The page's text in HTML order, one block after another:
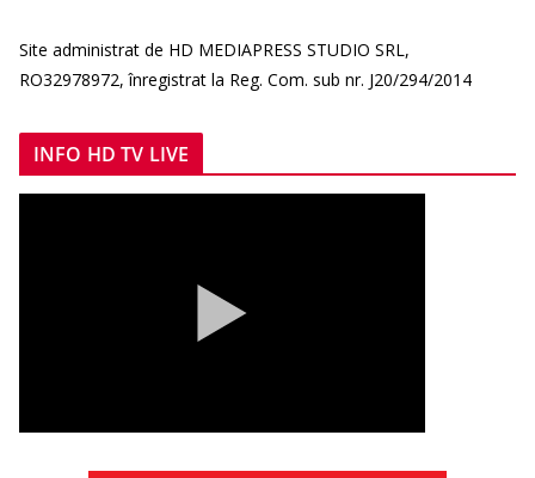
Site administrat de HD MEDIAPRESS STUDIO SRL,
RO32978972, înregistrat la Reg. Com. sub nr. J20/294/2014
INFO HD TV LIVE